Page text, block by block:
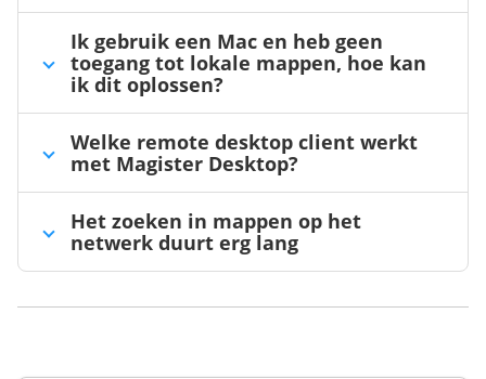
Ik gebruik een Mac en heb geen
toegang tot lokale mappen, hoe kan
ik dit oplossen?
Welke remote desktop client werkt
met Magister Desktop?
Het zoeken in mappen op het
netwerk duurt erg lang